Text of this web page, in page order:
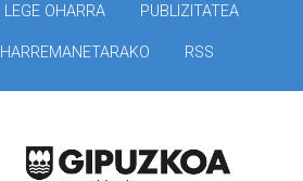
LEGE OHARRA PUBLIZITATEA
HARREMANETARAKO RSS